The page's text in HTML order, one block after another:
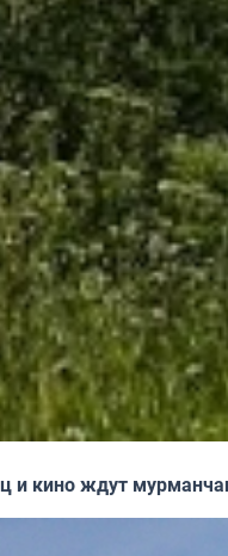
и кино ждут